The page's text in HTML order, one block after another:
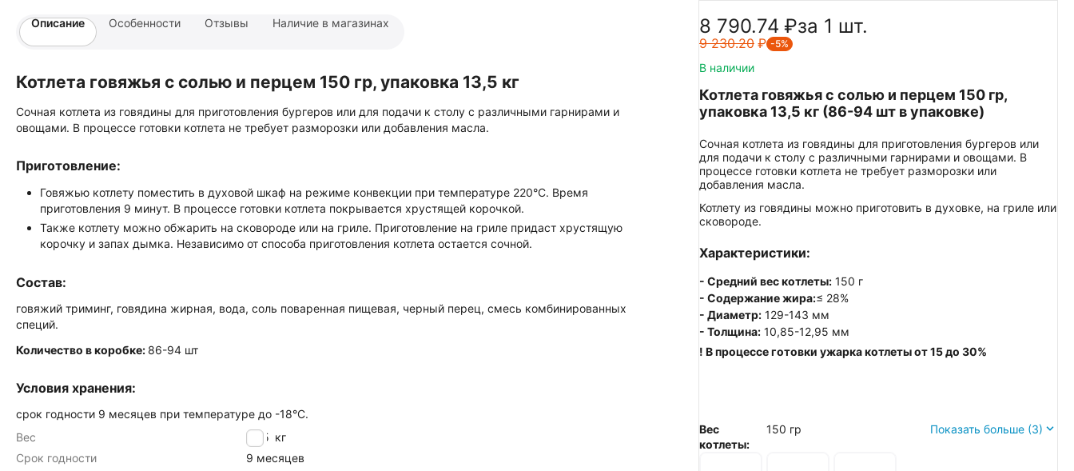
8 790.74 ₽за 1 шт.
9 230.20 ₽ -5%
В наличии
Котлета говяжья с солью и перцем 150 гр,
упаковка 13,5 кг (86-94 шт в упаковке)
Сочная котлета из говядины для приготовления бургеров или
для подачи к столу с различными гарнирами и овощами. В
процессе готовки котлета не требует разморозки или
добавления масла.
Котлету из говядины можно приготовить в духовке, на гриле или
сковороде.
Характеристики:
- Средний вес котлеты: 150 г
- Содержание жира:≤ 28%
- Диаметр: 129-143 мм
- Толщина: 10,85-12,95 мм
! В процессе готовки ужарка котлеты от 15 до 30%
Вес
котлеты:
150 гр Показать больше (3)
Описание Особенности Отзывы Наличие в магазинах
Котлета говяжья с солью и перцем 150 гр, упаковка 13,5 кг
Сочная котлета из говядины для приготовления бургеров или для подачи к столу с различными гарнирами и
овощами. В процессе готовки котлета не требует разморозки или добавления масла.
Приготовление:
Говяжью котлету поместить в духовой шкаф на режиме конвекции при температуре 220°C. Время
приготовления 9 минут. В процессе готовки котлета покрывается хрустящей корочкой.
Также котлету можно обжарить на сковороде или на гриле. Приготовление на гриле придаст хрустящую
корочку и запах дымка. Независимо от способа приготовления котлета остается сочной.
Состав:
говяжий триминг, говядина жирная, вода, соль поваренная пищевая, черный перец, смесь комбинированных
специй.
Количество в коробке: 86-94 шт
Условия хранения:
срок годности 9 месяцев при температуре до -18°C.
Вес
13.5 кг
Срок годности
9 месяцев